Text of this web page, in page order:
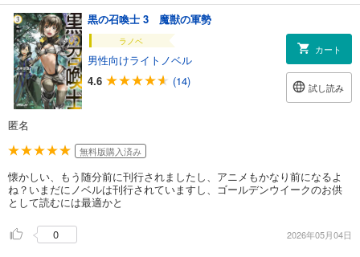
黒の召喚士 3 魔獣の軍勢
ラノベ
男性向けライトノベル
4.6
(14)
カート
試し読み
匿名
無料版購入済み
懐かしい、もう随分前に刊行されましたし、アニメもかなり前になるよ
ね？いまだにノベルは刊行されていますし、ゴールデンウイークのお供
として読むには最適かと
0 2026年05月04日